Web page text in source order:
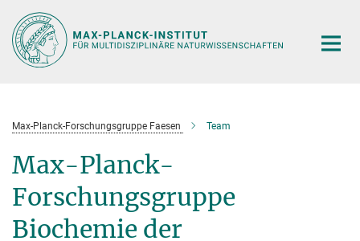
Hauptinhalt
Max-Planck-Forschungsgruppe Faesen Team
Max-Planck-
Forschungsgruppe
Biochemie der